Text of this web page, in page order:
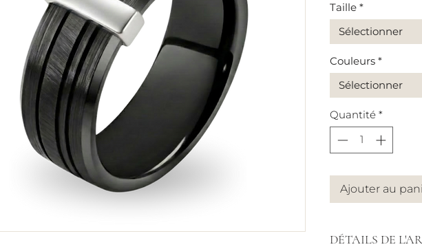
Taille *
Sélectionner
Couleurs *
Sélectionner
Quantité *
Ajouter au
DÉTAILS DE